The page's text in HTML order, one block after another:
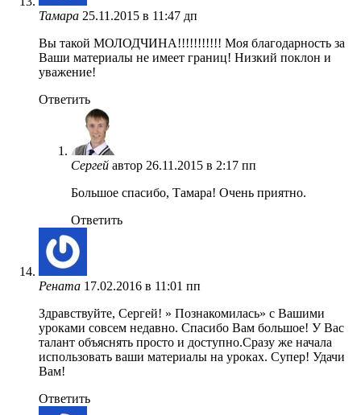
Тамара 25.11.2015 в 11:47 дп
Вы такой МОЛОДЧИНА!!!!!!!!!!! Моя благодарность за
Ваши материалы не имеет границ! Низкий поклон и
уважение!
Ответить
Сергей автор 26.11.2015 в 2:17 пп
Большое спасибо, Тамара! Очень приятно.
Ответить
Рената 17.02.2016 в 11:01 пп
Здравствуйте, Сергей! » Познакомилась» с Вашими
уроками совсем недавно. Спасибо Вам большое! У Вас
талант объяснять просто и доступно.Сразу же начала
использовать ваши материалы на уроках. Супер! Удачи
Вам!
Ответить